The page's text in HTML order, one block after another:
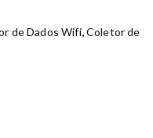
de Dados Wifi,Coletor de